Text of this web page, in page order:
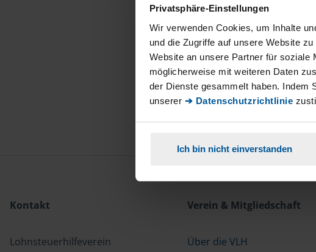
Privatsphäre-Einstellungen
Wir verwenden Cookies, um Inhalte
und die Zugriffe auf unsere Website
Website an unsere Partner für soziale
möglicherweise mit weiteren Daten
der Dienste gesammelt haben. Indem
unserer ➔ Datenschutzrichtlinie
Ich bin nicht einverstanden
Kontakt
Lohnsteuerhilfeverein
Verein & Mitgliedschaft
Über die VLH